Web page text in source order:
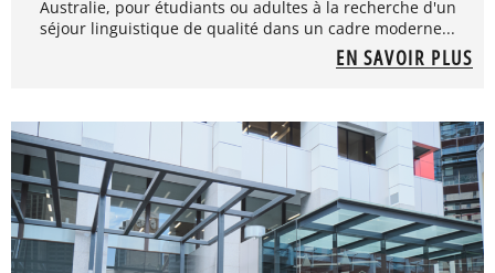
Australie, pour étudiants ou adultes à la recherche d'un
séjour linguistique de qualité dans un cadre moderne...
EN SAVOIR PLUS